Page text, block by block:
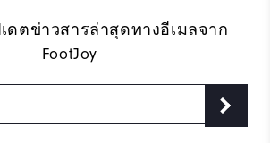
ดตข่าวสารล่าสุดทางอีเมลจาก
FootJoy